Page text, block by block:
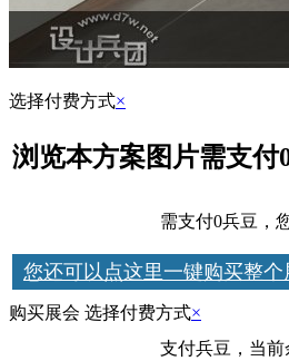
选择付费方式×
浏览本方案图片需支付
需支付0兵豆，
您还可以点这里一键购买整
购买展会 选择付费方式×
支付兵豆，当前